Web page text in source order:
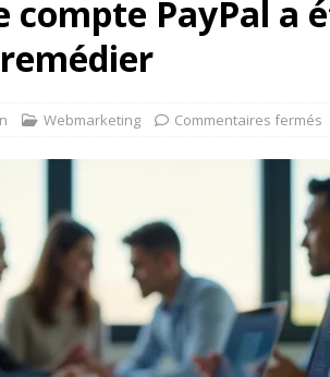
compte PayPal a
Webmarketing Commentaires fermés